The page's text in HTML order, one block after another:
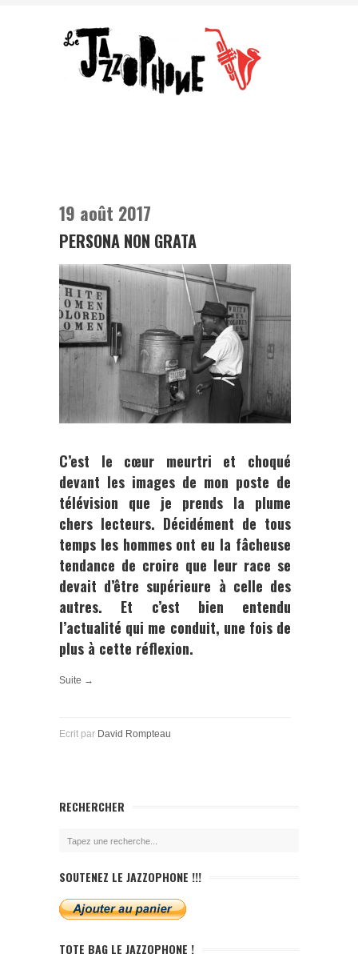
19 août 2017
PERSONA NON GRATA
C’est le cœur meurtri et choqué
devant les images de mon poste de
télévision que je prends la plume
chers lecteurs. Décidément de tous
temps les hommes ont eu la fâcheuse
tendance de croire que leur race se
devait d’être supérieure à celle des
autres. Et c’est bien entendu
l’actualité qui me conduit, une fois de
plus à cette réflexion.
Suite →
Ecrit par David Rompteau
RECHERCHER
SOUTENEZ LE JAZZOPHONE !!!
TOTE BAG LE JAZZOPHONE !